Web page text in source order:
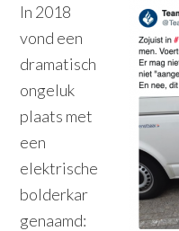
In 2018
vond een
dramatisch
ongeluk
plaats met
een
elektrische
bolderkar
genaamd: